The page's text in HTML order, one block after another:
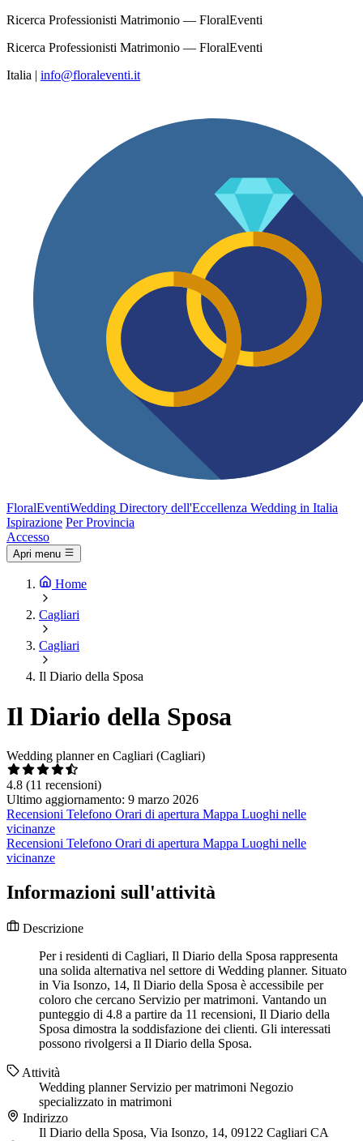
Ricerca Professionisti Matrimonio — FloralEventi
Ricerca Professionisti Matrimonio — FloralEventi
Italia | info@floraleventi.it
FloralEventiWedding Directory dell'Eccellenza Wedding in Italia
Ispirazione Per Provincia
Accesso
Apri menu
Home
Cagliari
Cagliari
Il Diario della Sposa
Il Diario della Sposa
Wedding planner en Cagliari (Cagliari)
4.8 (11 recensioni)
Ultimo aggiornamento: 9 marzo 2026
Recensioni Telefono Orari di apertura Mappa Luoghi nelle
vicinanze
Recensioni Telefono Orari di apertura Mappa Luoghi nelle
vicinanze
Informazioni sull'attività
Descrizione
Per i residenti di Cagliari, Il Diario della Sposa rappresenta
una solida alternativa nel settore di Wedding planner. Situato
in Via Isonzo, 14, Il Diario della Sposa è accessibile per
coloro che cercano Servizio per matrimoni. Vantando un
punteggio di 4.8 a partire da 11 recensioni, Il Diario della
Sposa dimostra la soddisfazione dei clienti. Gli interessati
possono rivolgersi a Il Diario della Sposa.
Attività
Wedding planner Servizio per matrimoni Negozio
specializzato in matrimoni
Indirizzo
Il Diario della Sposa, Via Isonzo, 14, 09122 Cagliari CA